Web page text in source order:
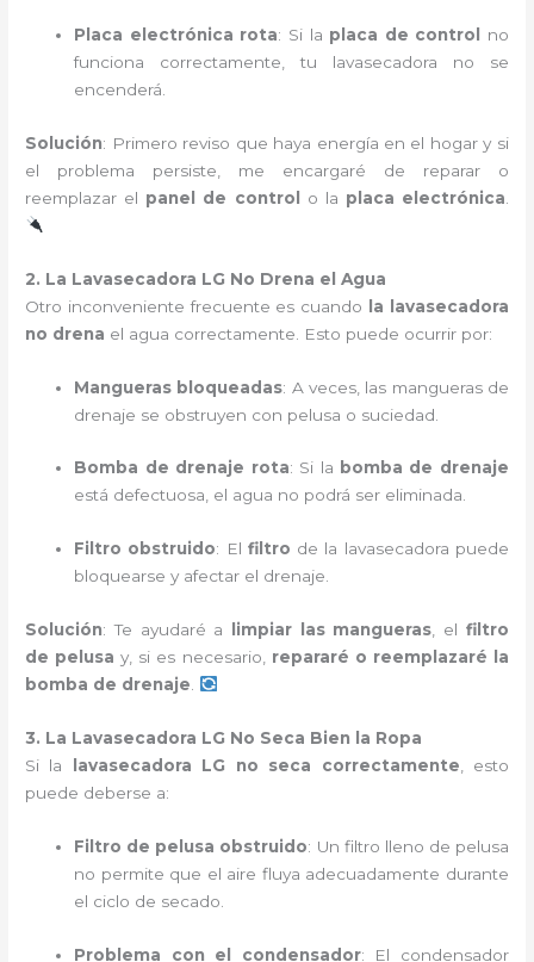
Placa electrónica rota: Si la placa de control
no
funciona correctamente, tu lavasecadora no se
encenderá.
Solución: Primero reviso que haya energía en el hogar y si
el problema persiste, me encargaré de reparar o
reemplazar el panel de control o la placa electrónica
2. La Lavasecadora LG No Drena el Agua
Otro inconveniente frecuente es cuando
la lavasecadora
no drena el agua correctamente. Esto puede ocurrir por:
Mangueras bloqueadas: A veces, las mangueras de
drenaje se obstruyen con pelusa o suciedad.
Bomba de drenaje rota: Si la bomba de drenaje
está defectuosa, el agua no podrá ser eliminada.
Filtro obstruido: El filtro de la lavasecadora puede
bloquearse y afectar el drenaje.
Solución: Te ayudaré a limpiar las mangueras , el filtro
de pelusa y, si es necesario, repararé o reemplazaré la
bomba de drenaje
3. La Lavasecadora LG No Seca Bien la Ropa
Si la
lavasecadora LG no seca correctamente , esto
puede deberse a:
Filtro de pelusa obstruido: Un filtro lleno de pelusa
no permite que el aire fluya adecuadamente durante
el ciclo de secado.
Problema con el condensador: El condensador